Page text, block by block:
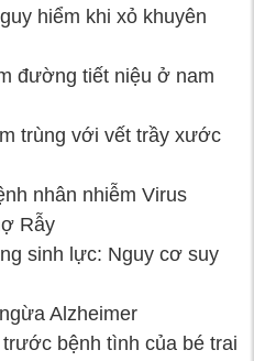
hiểm khi xỏ khuyên
đường tiết niệu ở nam
trùng với vết trầy xước
nhân nhiễm Virus
Rẫy
sinh lực: Nguy cơ suy
Alzheimer
bệnh tình của bé trai